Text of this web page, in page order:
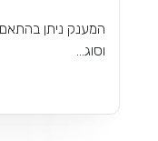
המענק ניתן
וסוג...